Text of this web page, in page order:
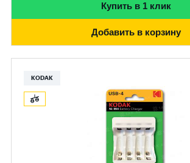
Купить в 1 клик
Добавить в корзину
KODAK